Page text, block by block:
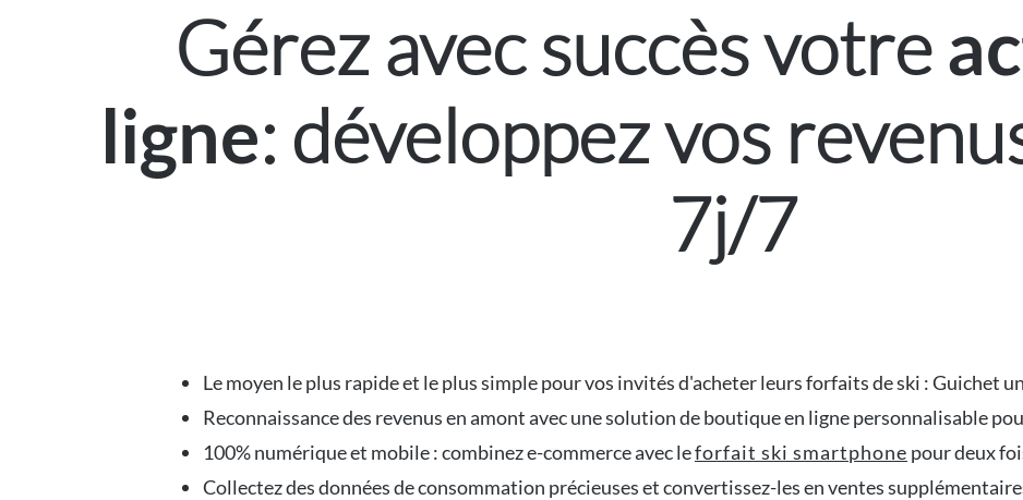
Gérez avec succès votre
ligne: développez vos
7j/7
Le moyen le plus rapide et le plus simple pour vos invités d'acheter leurs forfaits de ski : Guichet
Reconnaissance des revenus en amont avec une solution de boutique en ligne personnalisable
100% numérique et mobile : combinez e-commerce avec leforfait ski smartphone pour deux
Collectez des données de consommation précieuses et convertissez-les en ventes